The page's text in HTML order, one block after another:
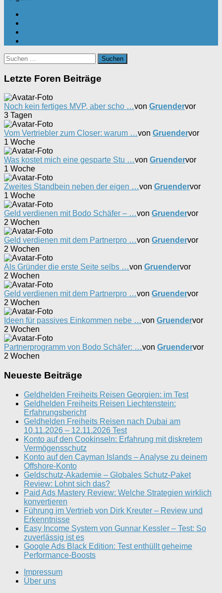
Suchen
nach:
Letzte Foren Beiträge
Noch kein fertiges MVP, aber scho …von Gruendervor
3 Tagen
Vom Vertriebler zum Closer: warum …von Gruendervor
1 Woche
Was kostet mich eine gesparte Stu …von Gruendervor
1 Woche
Zweites Standbein neben der eigen …von Gruendervor
1 Woche
Geld verdienen mit Bodo Schäfer – …von Gruendervor
2 Wochen
Geld verdienen mit dem Partnerpro …von Gruendervor
2 Wochen
Als Gründer die erste Seite selbs …von Gruendervor
2 Wochen
Geld verdienen mit dem Partnerpro …von Gruendervor
2 Wochen
Ideen für passives Einkommen nebe …von Gruendervor
2 Wochen
Partnerprogramm von Bodo Schäfer: …von Gruendervor
2 Wochen
Neueste Beiträge
Geldhelden Freiheits Reisen Georgien: im Test
Geldhelden Freiheits Reisen Liechtenstein:
Erfahrungsbericht
Geldhelden Freiheits Reisen nach Dubai am
10.11.2026 – 12.11.2026 Test
Konto auf den Cookinseln: Erfahrung mit diskretem
Vermögensschutz
Konto auf den Cayman Islands – Analyse zu deinem
Offshore-Konto
Geldschutz-Akademie – Globales Schutz-Paket
Review: Lohnt sich das?
Paid Ads Mastery Review: Welche Strategien wirklich
konvertieren
Führung im Vertrieb von Dirk Kreuter – Review und
Erkenntnisse
Easy Income System von Gunnar Kessler – Test: So
zuverlässig ist es
Google Ads Black Edition: Test enthüllt geheime
Performance-Boosts
Impressum
Über uns